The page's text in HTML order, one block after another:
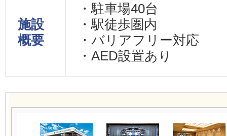
施設
概要
・駐車場40台
・駅徒歩圏内
・バリアフリー対応
・AED設置あり